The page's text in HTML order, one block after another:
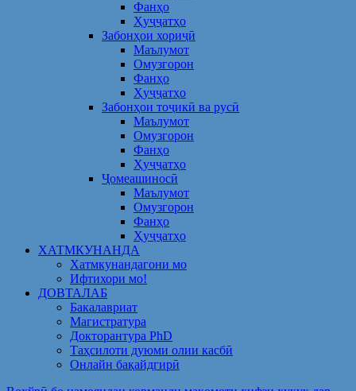
Фанҳо
Ҳуҷҷатҳо
Забонҳои хориҷӣ
Маълумот
Омузгорон
Фанҳо
Ҳуҷҷатҳо
Забонҳои тоҷикӣ ва русӣ
Маълумот
Омузгорон
Фанҳо
Ҳуҷҷатҳо
Ҷомеашиносӣ
Маълумот
Омузгорон
Фанҳо
Ҳуҷҷатҳо
ХАТМКУНАНДА
Хатмкунандагони мо
Ифтихори мо!
ДОВТАЛАБ
Бакалавриат
Магистратура
Докторантура PhD
Таҳсилоти дуюми олии касбӣ
Онлайн бақайдгирӣ